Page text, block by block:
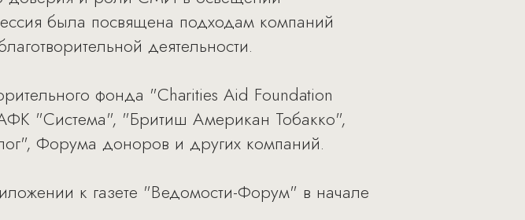
была посвящена подходам компаний
деятельности.
фонда "Charities Aid Foundation
"Система", "Бритиш Американ Тобакко",
Форума доноров и других компаний.
к газете "Ведомости-Форум" в начале